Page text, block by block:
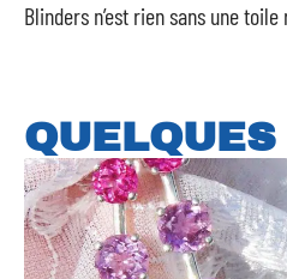
Blinders n’est rien sans une